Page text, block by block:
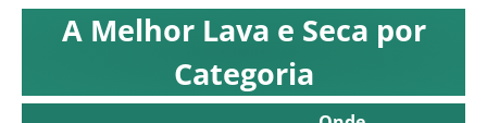
A Melhor Lava e Seca por
Categoria